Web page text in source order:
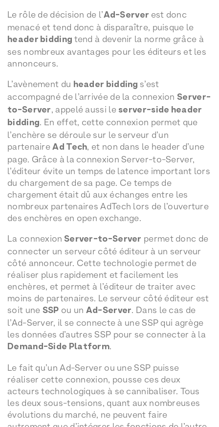
Le rôle de décision de l’Ad-Server est donc
menacé et tend donc à disparaître, puisque le
header bidding tend à devenir la norme grâce à
ses nombreux avantages pour les éditeurs et les
annonceurs.
L’avènement du header bidding s’est
accompagné de l’arrivée de la connexion Server-
to-Server, appelé aussi le server-side header
bidding. En effet, cette connexion permet que
l’enchère se déroule sur le serveur d’un
partenaireAd Tech, et non dans le header d’une
page. Grâce à la connexion Server-to-Server,
l’éditeur évite un temps de latence important lors
du chargement de sa page. Ce temps de
chargement était dû aux échanges entre les
nombreux partenaires AdTech lors de l’ouverture
des enchères en open exchange.
La connexion Server-to-Server permet donc de
connecter un serveur côté éditeur à un serveur
côté annonceur. Cette technologie permet de
réaliser plus rapidement et facilement les
enchères, et permet à l’éditeur de traiter avec
moins de partenaires. Le serveur côté éditeur est
soit une SSP ou un Ad-Server. Dans le cas de
l’Ad-Server, il se connecte à une SSP qui agrège
les données d’autres SSP pour se connecter à la
Demand-Side Platform.
Le fait qu’un Ad-Server ou une SSP puisse
réaliser cette connexion, pousse ces deux
acteurs technologiques à se cannibaliser. Tous
les deux sous-tensions, quant aux nombreuses
évolutions du marché, ne peuvent faire